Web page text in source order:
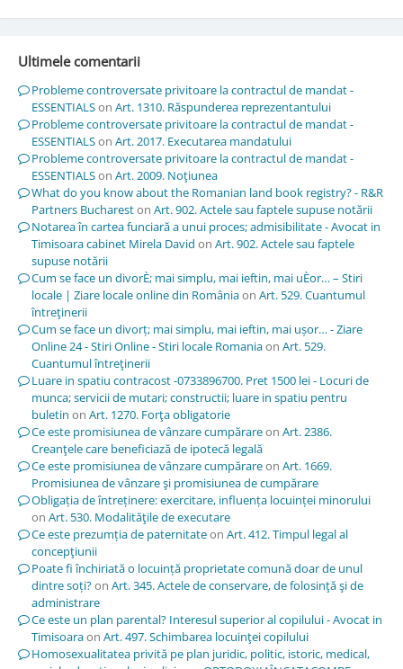
Ultimele comentarii
Probleme controversate privitoare la contractul de mandat -
ESSENTIALSon Art. 1310. Răspunderea reprezentantului
Probleme controversate privitoare la contractul de mandat -
ESSENTIALSon Art. 2017. Executarea mandatului
Probleme controversate privitoare la contractul de mandat -
ESSENTIALSon Art. 2009. Noţiunea
What do you know about the Romanian land book registry? - R&R
Partners Buchareston Art. 902. Actele sau faptele supuse notării
Notarea în cartea funciară a unui proces; admisibilitate - Avocat in
Timisoara cabinet Mirela David on Art. 902. Actele sau faptele
supuse notării
Cum se face un divorÈ; mai simplu, mai ieftin, mai uÈor… – Stiri
locale | Ziare locale online din Româniaon Art. 529. Cuantumul
întreţinerii
Cum se face un divorț; mai simplu, mai ieftin, mai ușor… - Ziare
Online 24 - Stiri Online - Stiri locale Romaniaon Art. 529.
Cuantumul întreţinerii
Luare in spatiu contracost -0733896700. Pret 1500 lei - Locuri de
munca; servicii de mutari; constructii; luare in spatiu pentru
buletin on Art. 1270. Forţa obligatorie
Ce este promisiunea de vânzare cumpărareon Art. 2386.
Creanţele care beneficiază de ipotecă legală
Ce este promisiunea de vânzare cumpărareon Art. 1669.
Promisiunea de vânzare şi promisiunea de cumpărare
Obligația de întreținere: exercitare, influența locuinței minorului
on Art. 530. Modalităţile de executare
Ce este prezumția de paternitateon Art. 412. Timpul legal al
concepţiunii
Poate fi închiriată o locuință proprietate comună doar de unul
dintre soți?on Art. 345. Actele de conservare, de folosinţă şi de
administrare
Ce este un plan parental? Interesul superior al copilului - Avocat in
Timisoaraon Art. 497. Schimbarea locuinţei copilului
Homosexualitatea privită pe plan juridic, politic, istoric, medical,